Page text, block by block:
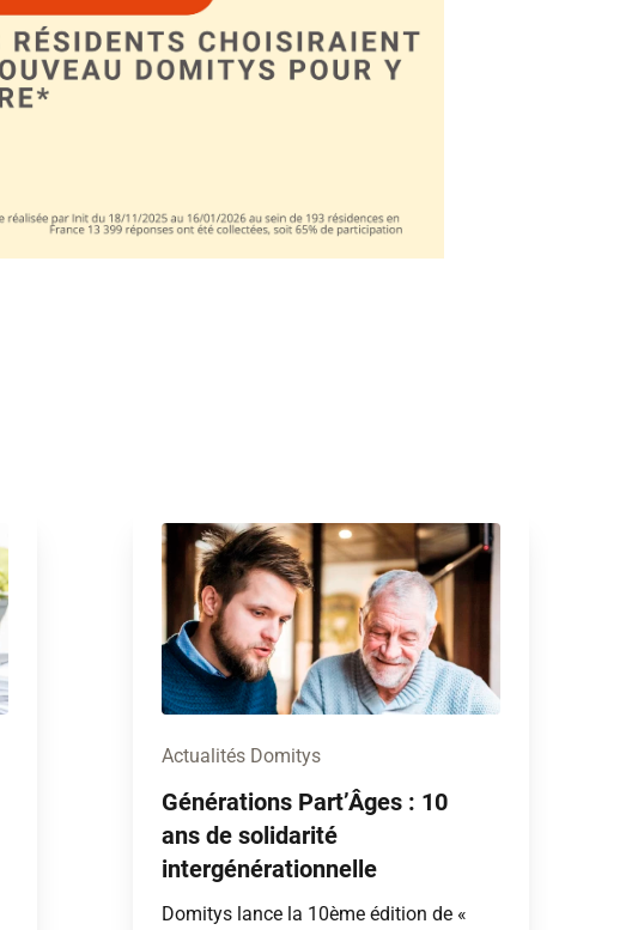
Actualités Domitys
Générations Part’Âges : 10
ans de solidarité
intergénérationnelle
Domitys lance la 10ème édition de «